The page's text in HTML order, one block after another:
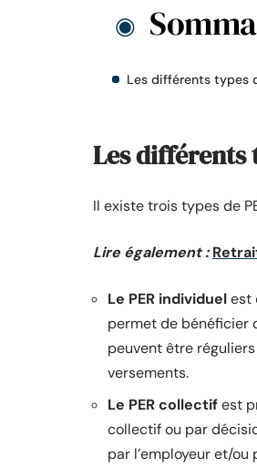
Les différents types
Les différents
Il existe trois types de
Lire également :
Le PER individuelest
permet de bénéficier
peuvent être
versements.
Le PER collectifest
collectif ou par
par l’employeur et/